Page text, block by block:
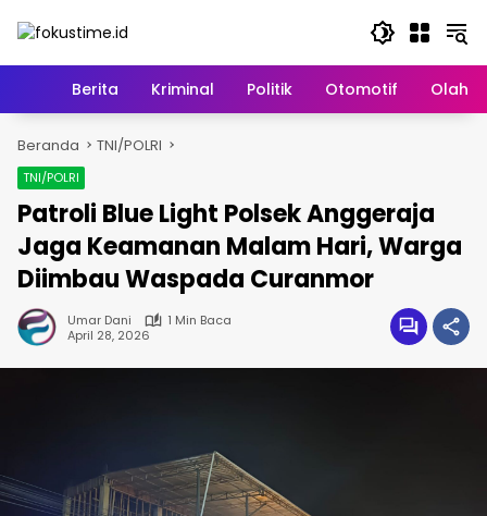
HomeBerita Kriminal Politik Otomotif
Beranda TNI/POLRI
TNI/POLRI
Patroli Blue Light Polsek Anggeraja
Jaga Keamanan Malam Hari, Warga
Diimbau Waspada Curanmor
Umar Dani
1 Min Baca
April 28, 2026